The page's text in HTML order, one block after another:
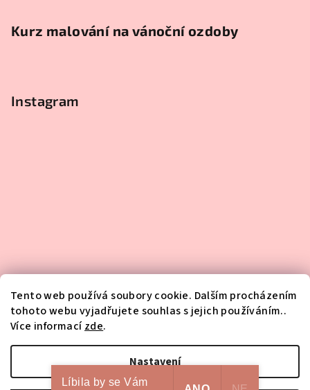
Tento web používá soubory cookie. Dalším procházením
tohoto webu vyjadřujete souhlas s jejich používáním..
Více informacízde.
Nastavení
Kurz malování na vánoční ozdoby
Instagram
Copyright 2026HA-NA-MI. Všechna práva vyhrazena.Upravit
Líbila by se Vám